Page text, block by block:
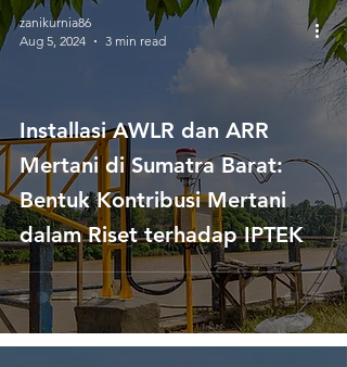
Installasi AWLR dan ARR
Mertani di Sumatra Barat:
Bentuk Kontribusi Mertani
dalam Riset terhadap IPTEK
zanikurnia86
Aug 5, 2024
3 min read